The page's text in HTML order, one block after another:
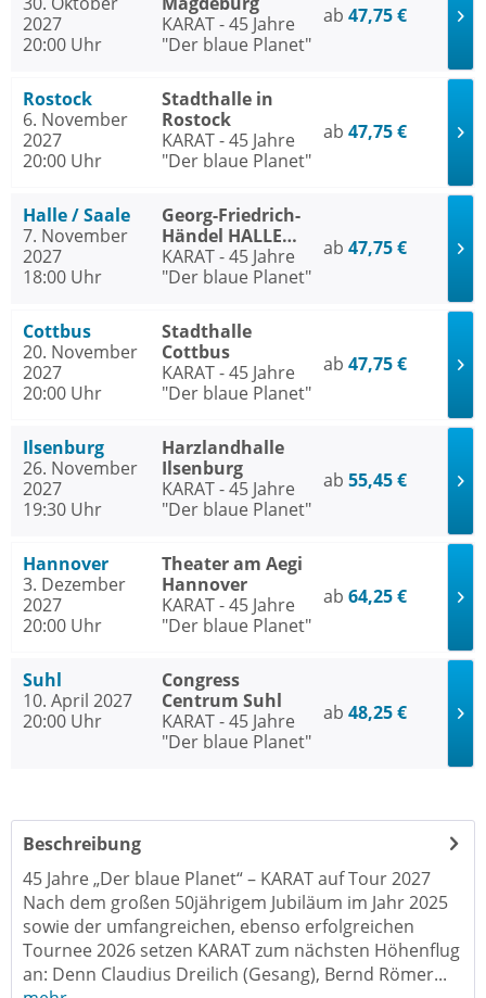
2027
20:00 Uhr
KARAT - 45 Jahre
"Der blaue Planet"
ab 47,75 €
Rostock
6. November
2027
20:00 Uhr
Stadthalle in
Rostock
KARAT - 45 Jahre
"Der blaue Planet"
ab 47,75 €
Halle / Saale
7. November
2027
18:00 Uhr
Georg-Friedrich-
Händel HALLE
Halle / Saale
KARAT - 45 Jahre
"Der blaue Planet"
ab 47,75 €
Cottbus
20. November
2027
20:00 Uhr
Stadthalle
Cottbus
KARAT - 45 Jahre
"Der blaue Planet"
ab 47,75 €
Ilsenburg
26. November
2027
19:30 Uhr
Harzlandhalle
Ilsenburg
KARAT - 45 Jahre
"Der blaue Planet"
ab 55,45 €
Hannover
3. Dezember
2027
20:00 Uhr
Theater am Aegi
Hannover
KARAT - 45 Jahre
"Der blaue Planet"
ab 64,25 €
Suhl
10. April 2027
20:00 Uhr
Congress
Centrum Suhl
KARAT - 45 Jahre
"Der blaue Planet"
ab 48,25 €
Beschreibung
45 Jahre „Der blaue Planet“ – KARAT auf Tour 2027
Nach dem großen 50jährigem Jubiläum im Jahr 2025
sowie der umfangreichen, ebenso erfolgreichen
Tournee 2026 setzen KARAT zum nächsten Höhenflug
an: Denn Claudius Dreilich (Gesang), Bernd Römer...